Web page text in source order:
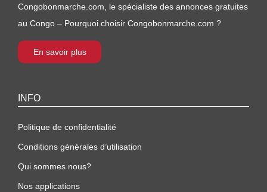
Congobonmarche.com, le spécialiste des annonces gratuites
au Congo – Pourquoi choisir Congobonmarche.com ?
En savoir plus
INFO
Politique de confidentialité
Conditions générales d’utilisation
Qui sommes nous?
Nos applications